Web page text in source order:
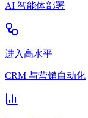
AI 智能体部署
进入高水平
CRM 与营销自动化